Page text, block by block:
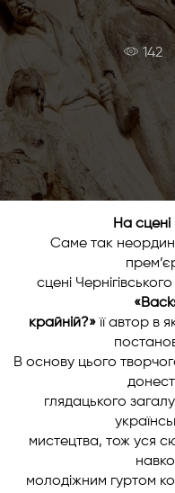
142
На сцені
Саме так
сцені
крайній?»її автор в
В основу цього
глядацького
мистецтва, тож уся
молодіжним гуртом